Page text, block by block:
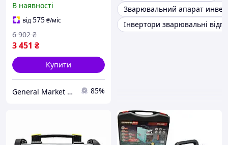
AWH300T, Побутовий
універсальний
зварювальний апарат
В наявності
від575₴/міс
3 451 ₴
6 902 ₴
Купити
General Market UA 85%
Зварювальний апарат
Інвертори зварювальні